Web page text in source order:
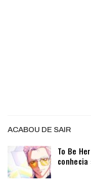
ACABOU DE SAIR
To Be